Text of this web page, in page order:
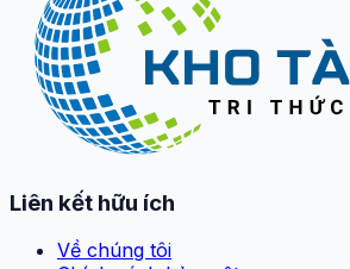
Liên kết hữu ích
Về chúng tôi